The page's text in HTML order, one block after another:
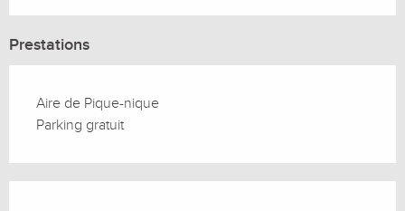
Prestations
Aire de Pique-nique
Parking gratuit